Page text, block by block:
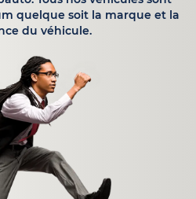
quelque soit la marque et la
du véhicule.